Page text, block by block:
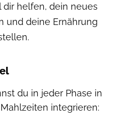
helfen, dein neues
und deine Ernährung
du in jeder Phase in
integrieren: